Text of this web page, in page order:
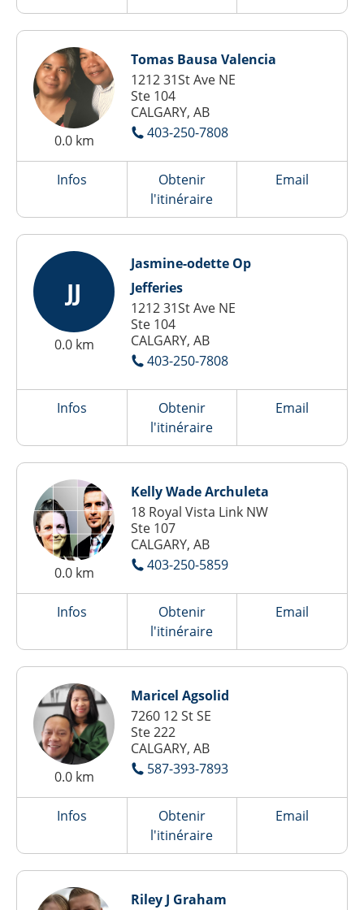
0.0 km
Tomas Bausa Valencia
1212 31St Ave NE
Ste 104
CALGARY, AB
403-250-7808
Infos
Obtenir
l'itinéraire
Email
JJ
0.0 km
Jasmine-odette Op
Jefferies
1212 31St Ave NE
Ste 104
CALGARY, AB
403-250-7808
Infos
Obtenir
l'itinéraire
Email
0.0 km
Kelly Wade Archuleta
18 Royal Vista Link NW
Ste 107
CALGARY, AB
403-250-5859
Infos
Obtenir
l'itinéraire
Email
0.0 km
Maricel Agsolid
7260 12 St SE
Ste 222
CALGARY, AB
587-393-7893
Infos
Obtenir
l'itinéraire
Email
Riley J Graham